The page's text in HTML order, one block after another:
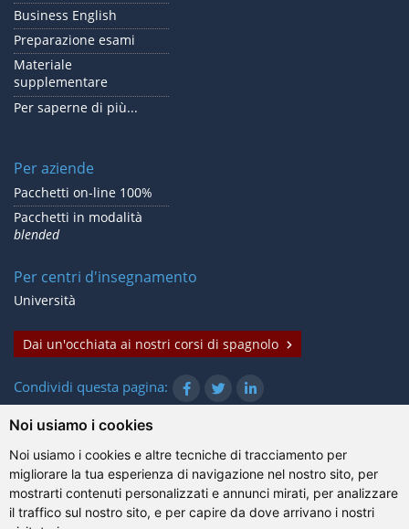
Noi usiamo i cookies
Noi usiamo i cookies e altre tecniche di tracciamento per
migliorare la tua esperienza di navigazione nel nostro sito, per
mostrarti contenuti personalizzati e annunci mirati, per analizzare
il traffico sul nostro sito, e per capire da dove arrivano i nostri
Business English
Preparazione esami
Materiale
supplementare
Per saperne di più...
Per aziende
Pacchetti on-line 100%
Pacchetti in modalità
blended
Per centri d'insegnamento
Università
Dai un'occhiata ai nostri corsi di spagnolo
Condividi questa pagina:
© Gazanta Project 2026
Condizioni d'uso| Trattamento dei dati personali | Cookie
Informazioni tecniche